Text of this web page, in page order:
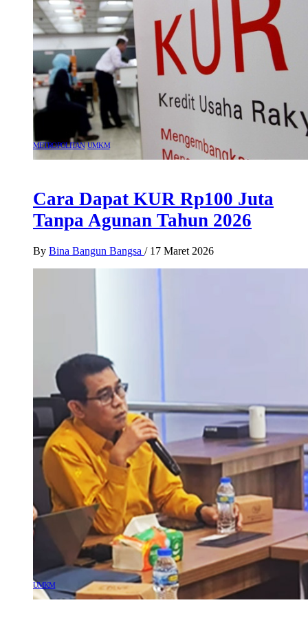
METROPOLITAN UMKM
Cara Dapat KUR Rp100 Juta
Tanpa Agunan Tahun 2026
By Bina Bangun Bangsa / 17 Maret 2026
UMKM